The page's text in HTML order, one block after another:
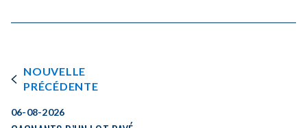
NOUVELLE
PRÉCÉDENTE
06-08-2026